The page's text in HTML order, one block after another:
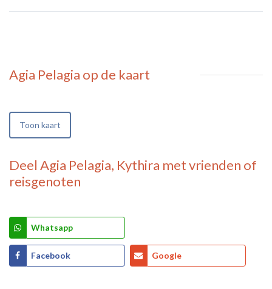
Agia Pelagia op de kaart
Toon kaart
Deel Agia Pelagia, Kythira met vrienden of
reisgenoten
Whatsapp
Facebook Google